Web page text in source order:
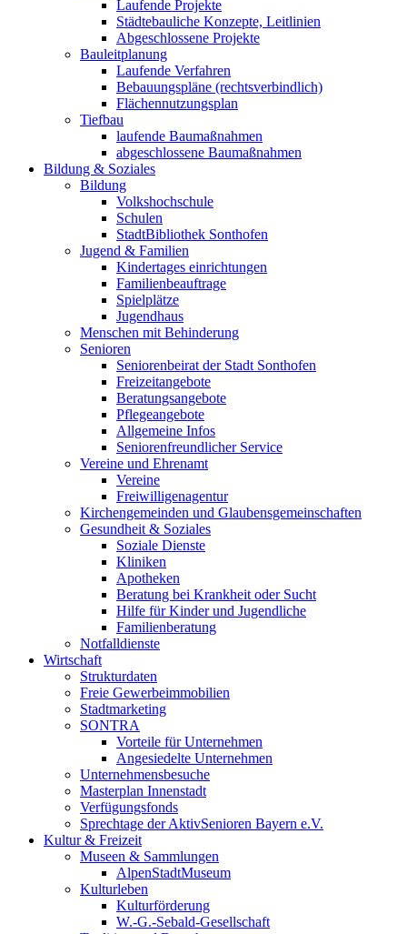
Laufende Projekte
Städtebauliche Konzepte, Leitlinien
Abgeschlossene Projekte
Bauleitplanung
Laufende Verfahren
Bebauungspläne (rechtsverbindlich)
Flächennutzungsplan
Tiefbau
laufende Baumaßnahmen
abgeschlossene Baumaßnahmen
Bildung & Soziales
Bildung
Volkshochschule
Schulen
StadtBibliothek Sonthofen
Jugend & Familien
Kindertages einrichtungen
Familienbeauftrage
Spielplätze
Jugendhaus
Menschen mit Behinderung
Senioren
Seniorenbeirat der Stadt Sonthofen
Freizeitangebote
Beratungsangebote
Pflegeangebote
Allgemeine Infos
Seniorenfreundlicher Service
Vereine und Ehrenamt
Vereine
Freiwilligenagentur
Kirchengemeinden und Glaubensgemeinschaften
Gesundheit & Soziales
Soziale Dienste
Kliniken
Apotheken
Beratung bei Krankheit oder Sucht
Hilfe für Kinder und Jugendliche
Familienberatung
Notfalldienste
Wirtschaft
Strukturdaten
Freie Gewerbeimmobilien
Stadtmarketing
SONTRA
Vorteile für Unternehmen
Angesiedelte Unternehmen
Unternehmensbesuche
Masterplan Innenstadt
Verfügungsfonds
Sprechtage der AktivSenioren Bayern e.V.
Kultur & Freizeit
Museen & Sammlungen
AlpenStadtMuseum
Kulturleben
Kulturförderung
W.-G.-Sebald-Gesellschaft